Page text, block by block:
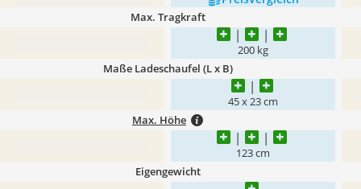
Max. Tragkraft
200 kg
Maße Ladeschaufel (L x B)
45 x 23 cm
Max. Höhe
123 cm
Eigengewicht